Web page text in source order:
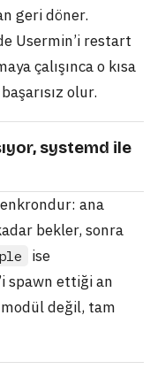
geri döner.
Usermin’i restart
çalışınca o kısa
başarısız olur.
systemd ile
ana
bekler, sonra
ise
spawn ettiği an
modül değil, tam